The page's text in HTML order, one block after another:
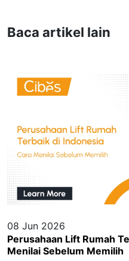
Baca artikel lain
08 Jun 2026
Perusahaan Lift Rumah
Menilai Sebelum Memilih